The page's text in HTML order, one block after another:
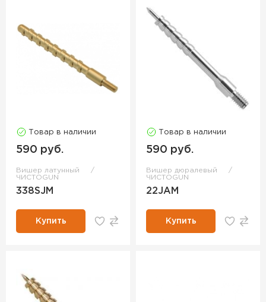
Товар в наличии
590 руб.
Вишер латунный
ЧИСТОGUN
338SJM
Купить
Товар в наличии
590 руб.
Вишер дюралевый
ЧИСТОGUN
22JAM
Купить